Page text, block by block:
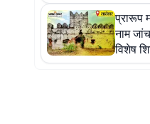
प्रारूप
नाम
विशेष